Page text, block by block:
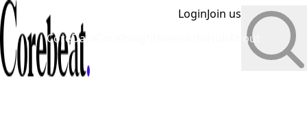
CoreData About
LoginJoin us